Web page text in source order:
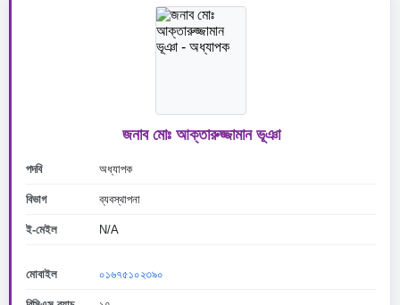
জনাব মোঃ আক্তারুজ্জামান ভূঞা
পদবি অধ্যাপক
বিভাগ ব্যবস্থাপনা
ই-মেইল N/A
মোবাইল ০১৬৭৫১০২৩৯০